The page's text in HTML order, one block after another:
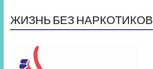
ЖИЗНЬ БЕЗ НАРКОТИКОВ